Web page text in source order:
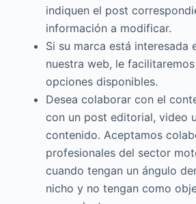
indiquen el post
información a modificar.
Si su marca está interesada
nuestra web, le
opciones disponibles.
Desea colaborar con el
con un post editorial, video
contenido. Aceptamos
profesionales del sector
cuando tengan un ángulo
nicho y no tengan como